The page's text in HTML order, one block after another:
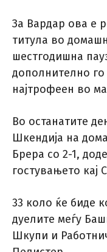
За Вардар ова е
титула во
шестгодишна
дополнително го
најтрофеен во
Во останатите
Шкендија на
Брера со 2-1,
гостувањето кај
33 коло ќе биде
дуелите меѓу
Шкупи и